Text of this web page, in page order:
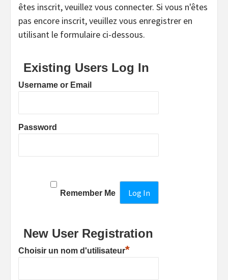
êtes inscrit, veuillez vous connecter. Si vous n'êtes
pas encore inscrit, veuillez vous enregistrer en
utilisant le formulaire ci-dessous.
Existing Users Log In
Username or Email
Password
Remember Me
New User Registration
Choisir un nom d'utilisateur*